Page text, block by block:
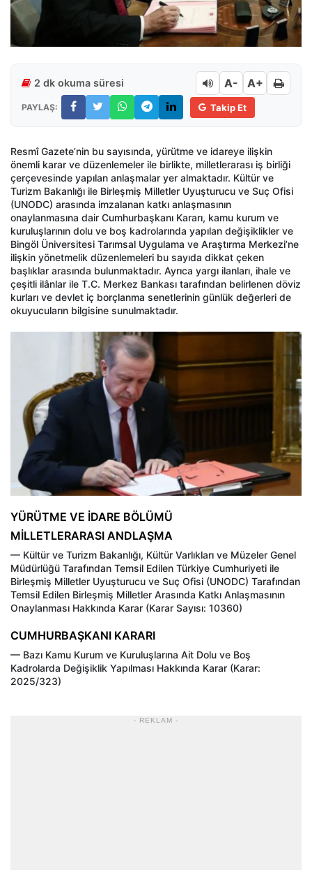
2 dk okuma süresi A- A+
PAYLAŞ: Takip Et
Resmî Gazete’nin bu sayısında, yürütme ve idareye ilişkin
önemli karar ve düzenlemeler ile birlikte, milletlerarası iş birliği
çerçevesinde yapılan anlaşmalar yer almaktadır. Kültür ve
Turizm Bakanlığı ile Birleşmiş Milletler Uyuşturucu ve Suç Ofisi
(UNODC) arasında imzalanan katkı anlaşmasının
onaylanmasına dair Cumhurbaşkanı Kararı, kamu kurum ve
kuruluşlarının dolu ve boş kadrolarında yapılan değişiklikler ve
Bingöl Üniversitesi Tarımsal Uygulama ve Araştırma Merkezi’ne
ilişkin yönetmelik düzenlemeleri bu sayıda dikkat çeken
başlıklar arasında bulunmaktadır. Ayrıca yargı ilanları, ihale ve
çeşitli ilânlar ile T.C. Merkez Bankası tarafından belirlenen döviz
kurları ve devlet iç borçlanma senetlerinin günlük değerleri de
okuyucuların bilgisine sunulmaktadır.
YÜRÜTME VE İDARE BÖLÜMÜ
MİLLETLERARASI ANDLAŞMA
–– Kültür ve Turizm Bakanlığı, Kültür Varlıkları ve Müzeler Genel
Müdürlüğü Tarafından Temsil Edilen Türkiye Cumhuriyeti ile
Birleşmiş Milletler Uyuşturucu ve Suç Ofisi (UNODC) Tarafından
Temsil Edilen Birleşmiş Milletler Arasında Katkı Anlaşmasının
Onaylanması Hakkında Karar (Karar Sayısı: 10360)
CUMHURBAŞKANI KARARI
–– Bazı Kamu Kurum ve Kuruluşlarına Ait Dolu ve Boş
Kadrolarda Değişiklik Yapılması Hakkında Karar (Karar:
2025/323)
- REKLAM -